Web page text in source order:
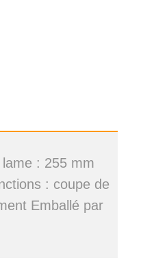
: 255 mm
: coupe de
Emballé par